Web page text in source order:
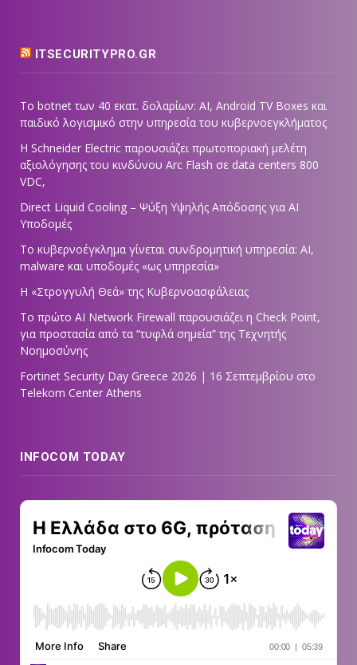
ITSECURITYPRO.GR
Το botnet των 40 εκατ. δολαρίων: AI, Android TV Boxes και
παιδικό λογισμικό στην υπηρεσία του κυβερνοεγκλήματος
Η Schneider Electric παρουσιάζει πρωτοποριακή μελέτη
αξιολόγησης του κινδύνου Arc Flash σε data centers 800
VDC,
Direct Liquid Cooling – Ψύξη Υψηλής Απόδοσης για AI
Υποδομές
Το κυβερνοέγκλημα γίνεται συνδρομητική υπηρεσία: AI,
malware και υποδομές «ως υπηρεσία»
Η «Στρογγυλή Θεά» της Κυβερνοασφάλειας
Tο πρώτο AI Network Firewall παρουσιάζει η Check Point,
για προστασία από τα “τυφλά σημεία” της Τεχνητής
Νοημοσύνης
Fortinet Security Day Greece 2026 | 16 Σεπτεμβρίου στο
Telekom Center Athens
INFOCOM TODAY